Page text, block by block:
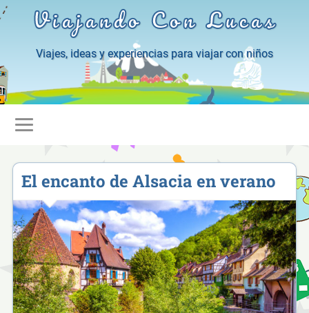
Viajando Con Lucas
Viajes, ideas y experiencias para viajar con niños
El encanto de Alsacia en verano